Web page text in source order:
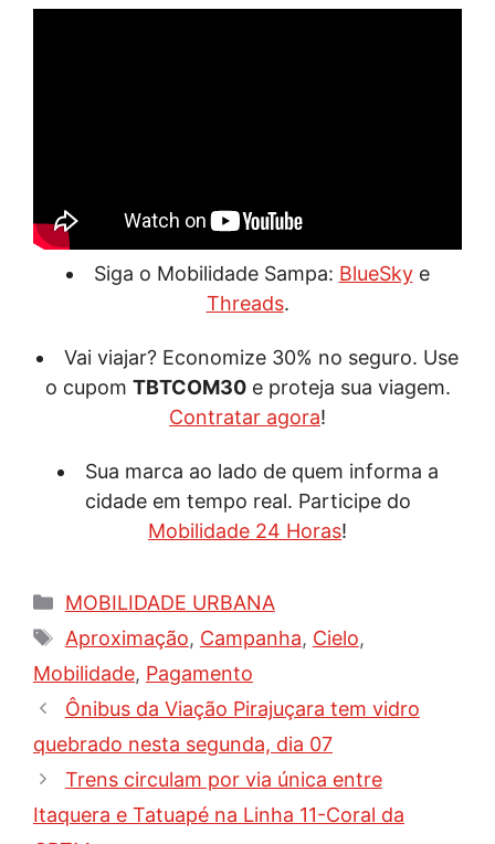
Siga o Mobilidade Sampa: BlueSkye
Threads.
Vai viajar? Economize 30% no seguro. Use
o cupom TBTCOM30e proteja sua viagem.
Contratar agora!
Sua marca ao lado de quem informa a
cidade em tempo real. Participe do
Mobilidade 24 Horas!
Categorias
MOBILIDADE URBANA
Tags
Aproximação, Campanha, Cielo,
Mobilidade, Pagamento
Ônibus da Viação Pirajuçara tem vidro
quebrado nesta segunda, dia 07
Trens circulam por via única entre
Itaquera e Tatuapé na Linha 11-Coral da